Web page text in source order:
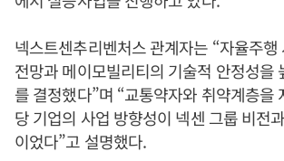
넥스트센추리벤처스 관계자는 “자율주
전망과 메이모빌리티의 기술적 안정성을
를 결정했다”며 “교통약자와 취약계층을
당 기업의 사업 방향성이 넥센 그룹 비전
이었다”고 설명했다.